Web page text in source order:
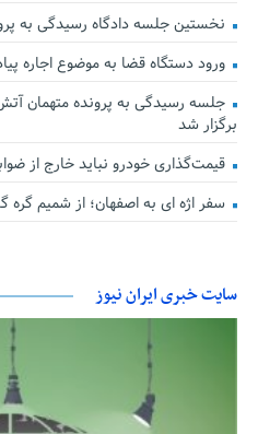
نخستین جلسه دادگاه رسیدگی به
ورود دستگاه قضا به موضوع اجاره
جلسه رسیدگی به پرونده متهمان
برگزار شد
قیمت‌گذاری خودرو نباید خارج از
سفر اژه ای به اصفهان؛ از شمیم
سایت خبری ایران نیوز